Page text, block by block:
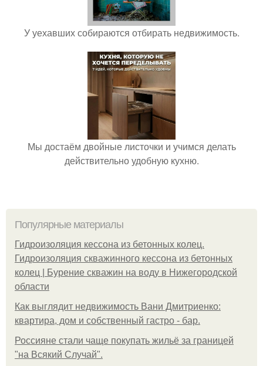
У уехавших собираются отбирать недвижимость.
Мы достаём двойные листочки и учимся делать
действительно удобную кухню.
Популярные материалы
Гидроизоляция кессона из бетонных колец.
Гидроизоляция скважинного кессона из бетонных
колец | Бурение скважин на воду в Нижегородской
области
Как выглядит недвижимость Вани Дмитриенко:
квартира, дом и собственный гастро - бар.
Россияне стали чаще покупать жильё за границей
"на Всякий Случай".